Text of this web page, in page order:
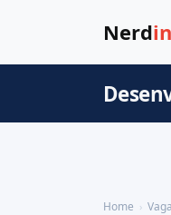
Nerdin
Home